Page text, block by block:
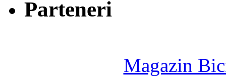
Parteneri
Magazin